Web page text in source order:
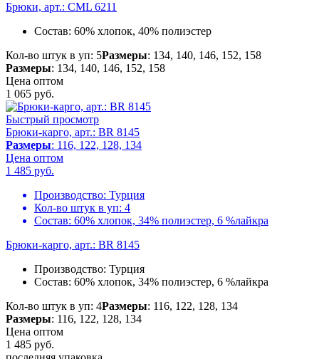
Брюки, арт.: CML 6211
Состав: 60% хлопок, 40% полиэстер
Кол-во штук в уп: 5Размеры: 134, 140, 146, 152, 158
Размеры: 134, 140, 146, 152, 158
Цена оптом
1 065 руб.
Быстрый просмотр
Брюки-карго, арт.: BR 8145
Размеры: 116, 122, 128, 134
Цена оптом
1 485 руб.
Производство: Турция
Кол-во штук в уп: 4
Состав: 60% хлопок, 34% полиэстер, 6 %лайкра
Брюки-карго, арт.: BR 8145
Производство: Турция
Состав: 60% хлопок, 34% полиэстер, 6 %лайкра
Кол-во штук в уп: 4Размеры: 116, 122, 128, 134
Размеры: 116, 122, 128, 134
Цена оптом
1 485 руб.